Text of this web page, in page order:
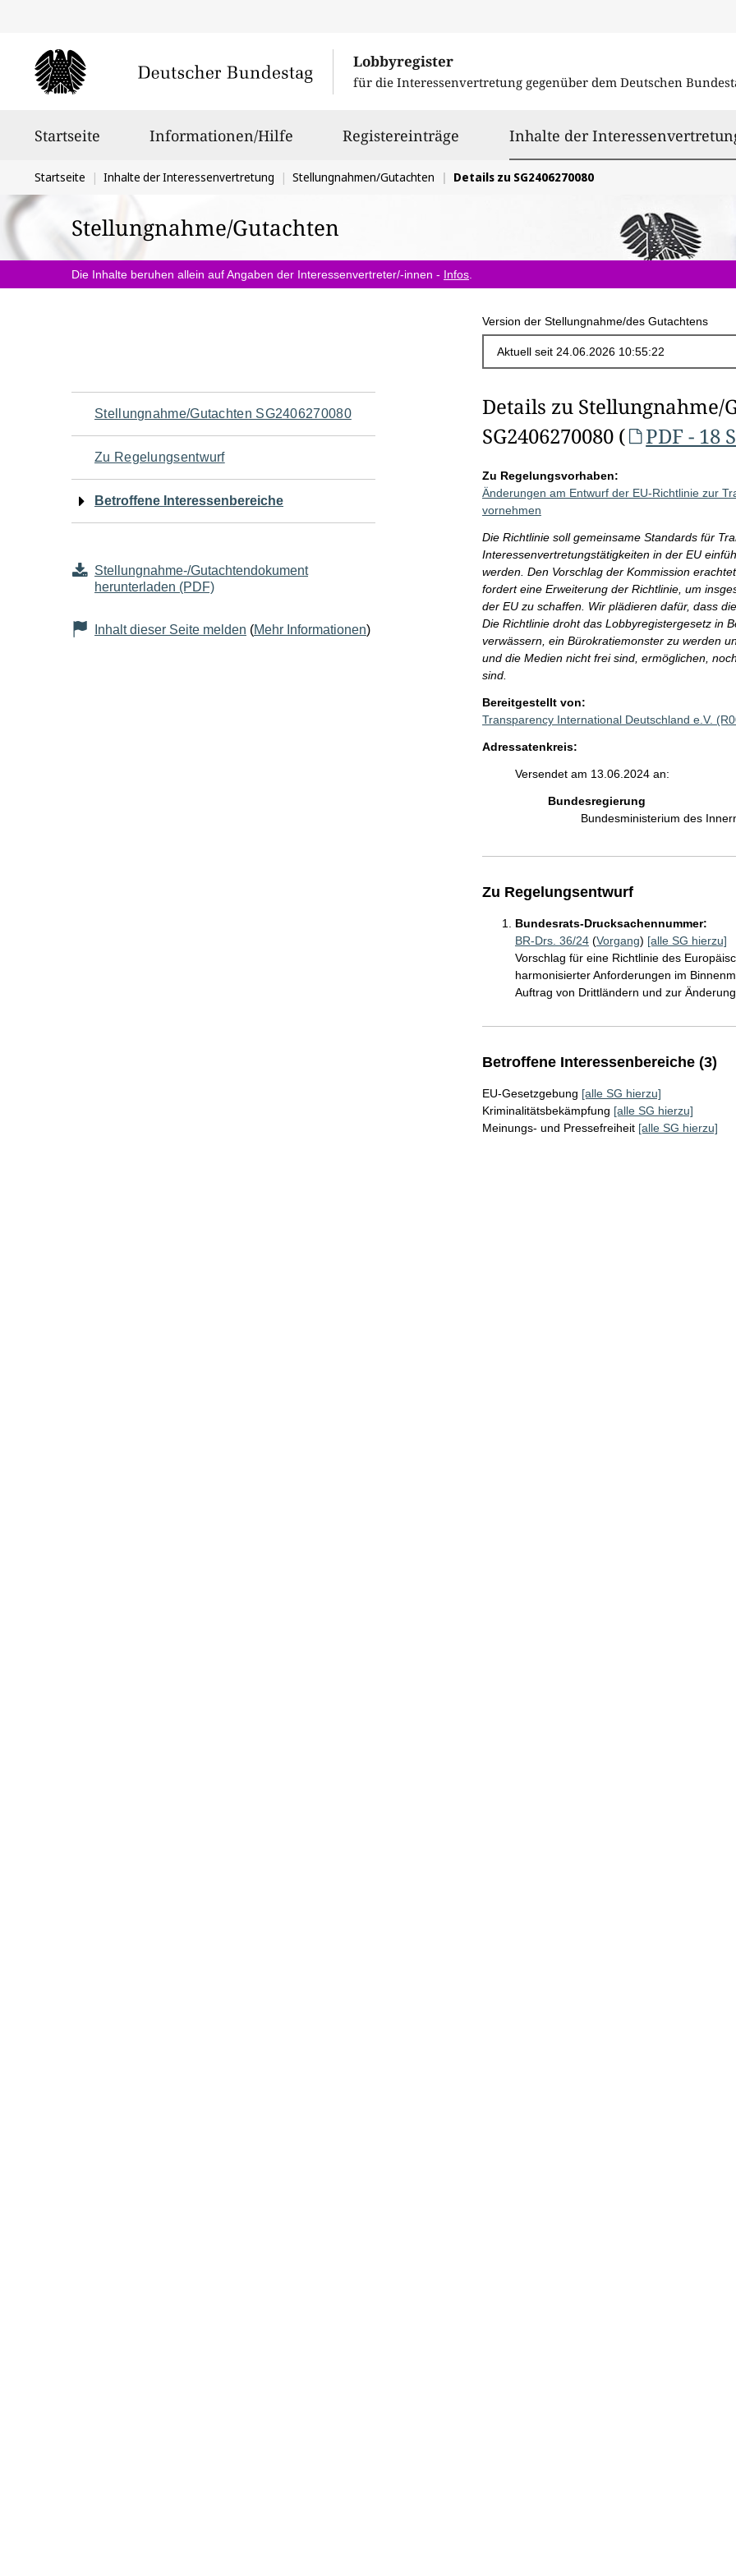
Lobbyregister
für die Interessenvertretung gegenüber dem Deutschen
Startseite Informationen/Hilfe Registereinträge Inhalte der
Sie
befinden
sich
hier:
Startseite Inhalte der Interessenvertretung Stellungnahmen/Gutachten Details zu SG2406270080
Stellungnahme/Gutachten
Die Inhalte beruhen allein auf Angaben der Interessenvertreter/-innen - Infos
Version der Stellungnahme/des Gutachtens
Navigation
für
den
Seiteninhalt
Stellungnahme/Gutachten SG2406270080
Zu Regelungsentwurf
Betroffene Interessenbereiche
Stellungnahme-/Gutachtendokument
herunterladen (PDF)
Inhalt dieser Seite melden (Mehr Informationen)
Details zu Stellungnahme/
SG2406270080 (
PDF - 18
Zu Regelungsvorhaben:
Änderungen am Entwurf der EU-Richtlinie zur
vornehmen
Die Richtlinie soll gemeinsame Standards für
Interessenvertretungstätigkeiten in der EU
werden. Den Vorschlag der Kommission
fordert eine Erweiterung der Richtlinie, um
der EU zu schaffen. Wir plädieren dafür, dass
Die Richtlinie droht das Lobbyregistergesetz in
verwässern, ein Bürokratiemonster zu werden
und die Medien nicht frei sind, ermöglichen,
sind.
Bereitgestellt von:
Transparency International Deutschland e.V.
Adressatenkreis:
Versendet am 13.06.2024 an:
Bundesregierung
Bundesministerium des
Zu Regelungsentwurf
Bundesrats-Drucksachennummer:
BR-Drs. 36/24(Vorgang) [alle SG hierzu]
Vorschlag für eine Richtlinie des
harmonisierter Anforderungen im
Auftrag von Drittländern und zur
Betroffene Interessenbereiche (3)
EU-Gesetzgebung [alle SG hierzu]
Kriminalitätsbekämpfung [alle SG hierzu]
Meinungs- und Pressefreiheit [alle SG hierzu]